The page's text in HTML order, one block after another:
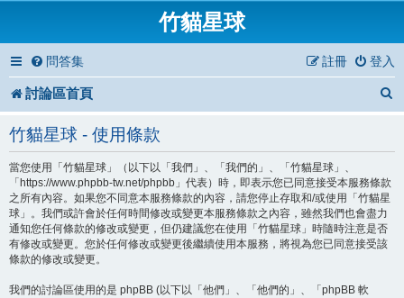
竹貓星球
問答集 登入
註冊
討論區首頁
竹貓星球 - 使用條款
當您使用「竹貓星球」（以下以「我們」、「我們的」、「竹貓星球」、
「https://www.phpbb-tw.net/phpbb」代表）時，即表示您已同意接受本服務條款
之所有內容。如果您不同意本服務條款的內容，請您停止存取和/或使用「竹貓星
球」。我們或許會於任何時間修改或變更本服務條款之內容，雖然我們也會盡力
通知您任何條款的修改或變更，但仍建議您在使用「竹貓星球」時隨時注意是否
有修改或變更。您於任何修改或變更後繼續使用本服務，將視為您已同意接受該
條款的修改或變更。
我們的討論區使用的是 phpBB (以下以「他們」、「他們的」、「phpBB 軟